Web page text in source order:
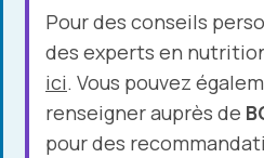
Pour des conseils
des experts en
ici. Vous pouvez
renseigner auprès de
pour des